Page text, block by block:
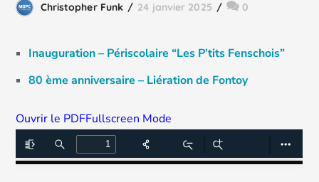
Christopher Funk 24 janvier 2025 0
Inauguration – Périscolaire “Les P’tits Fenschois”
80 ème anniversaire – Liération de Fontoy
Ouvrir le PDFFullscreen Mode